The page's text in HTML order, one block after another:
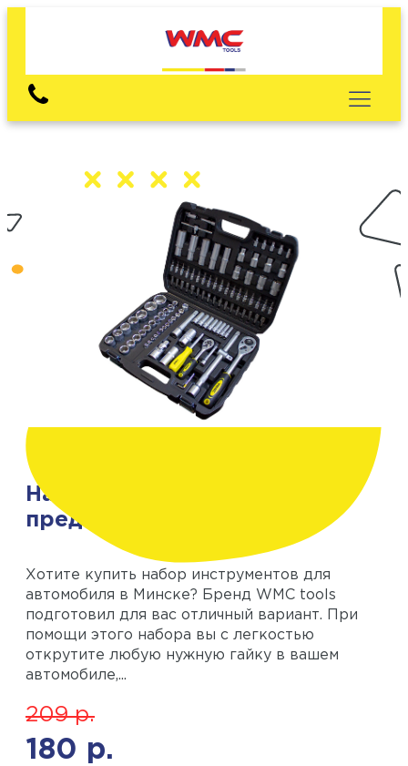
Набор инструментов 108
предметов
Хотите купить набор инструментов для
автомобиля в Минске? Бренд WMC tools
подготовил для вас отличный вариант. При
помощи этого набора вы с легкостью
открутите любую нужную гайку в вашем
автомобиле,...
209р.
180 р.